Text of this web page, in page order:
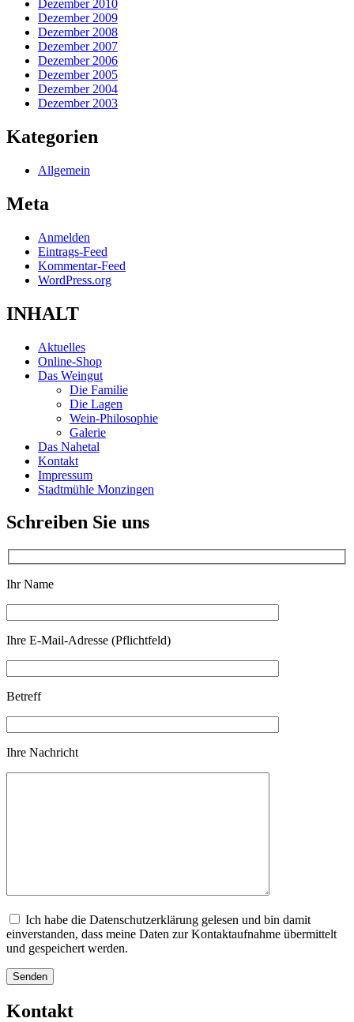
Dezember 2010
Dezember 2009
Dezember 2008
Dezember 2007
Dezember 2006
Dezember 2005
Dezember 2004
Dezember 2003
Kategorien
Allgemein
Meta
Anmelden
Eintrags-Feed
Kommentar-Feed
WordPress.org
INHALT
Aktuelles
Online-Shop
Das Weingut
Die Familie
Die Lagen
Wein-Philosophie
Galerie
Das Nahetal
Kontakt
Impressum
Stadtmühle Monzingen
Schreiben Sie uns
Ihr Name
Ihre E-Mail-Adresse (Pflichtfeld)
Betreff
Ihre Nachricht
Ich habe die Datenschutzerklärung gelesen und bin damit
einverstanden, dass meine Daten zur Kontaktaufnahme übermittelt
und gespeichert werden.
Kontakt